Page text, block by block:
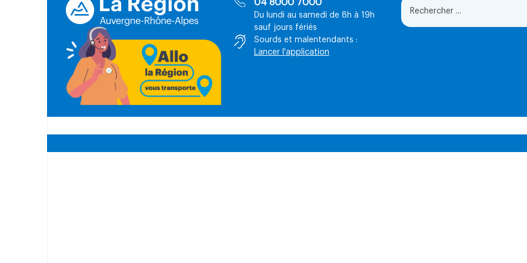
04 8000 7000
Du lundi au samedi de 8h à 19h
sauf jours fériés
Sourds et malentendants :
Lancer l'application